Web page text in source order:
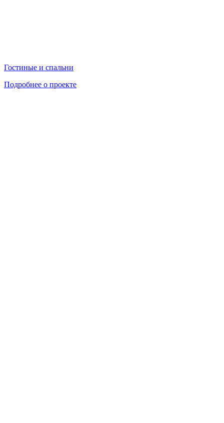
Гостиные и спальни
Подробнее о проекте